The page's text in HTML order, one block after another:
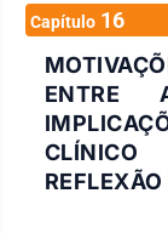
Capítulo 16
ENTRE
CLÍNICO